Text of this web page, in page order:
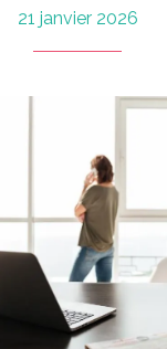
21 janvier 2026